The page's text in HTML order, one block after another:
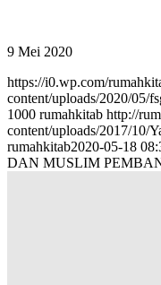
9 Mei 2020
https://i0.wp.com/
content/uploads/2020/05/
1000 rumahkitab http://
content/uploads/2017/10/
rumahkitab2020-05-18
DAN MUSLIM